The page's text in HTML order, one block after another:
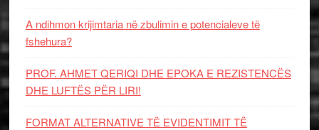
A ndihmon krijimtaria në zbulimin e potencialeve të
fshehura?
PROF. AHMET QERIQI DHE EPOKA E REZISTENCЁS
DHE LUFTЁS PЁR LIRI!
FORMAT ALTERNATIVE TË EVIDENTIMIT TË